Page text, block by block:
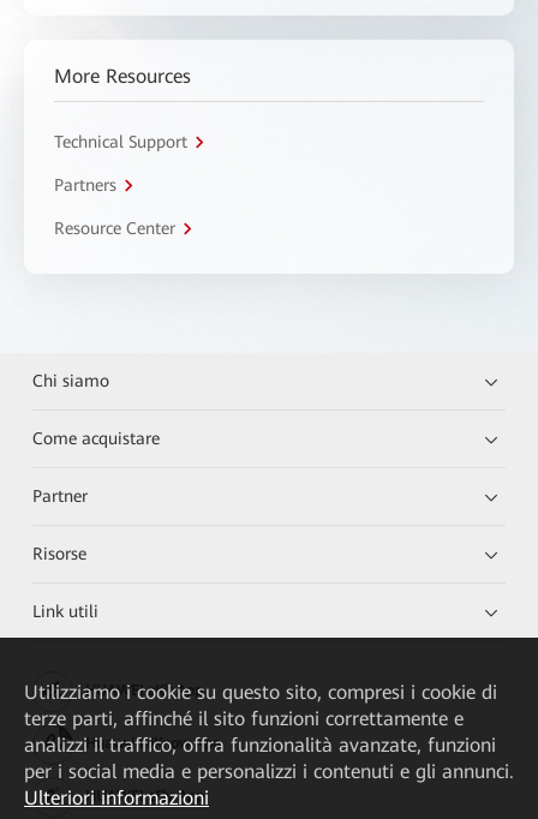
More Resources
Technical Support
Partners
Resource Center
Chi siamo
Come acquistare
Partner
Risorse
Link utili
HUAWEI eKit App
Huawei HiKnow App
HUAWEI eFly App
Utilizziamo i cookie su questo sito, compresi i cookie di
terze parti, affinché il sito funzioni correttamente e
analizzi il traffico, offra funzionalità avanzate, funzioni
per i social media e personalizzi i contenuti e gli annunci.
Ulteriori informazioni